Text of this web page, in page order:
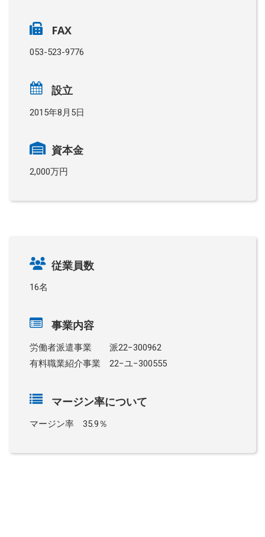
FAX
053-523-9776
設立
2015年8月5日
資本金
2,000万円
従業員数
16名
事業内容
労働者派遣事業 派22−300962
有料職業紹介事業 22−ユ−300555
マージン率について
マージン率 35.9％